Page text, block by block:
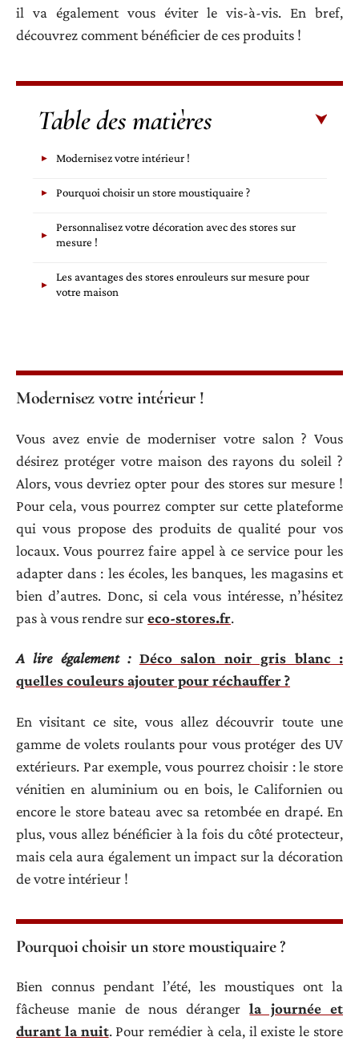
il va également vous éviter le vis-à-vis. En bref,
découvrez comment bénéficier de ces produits !
Table des matières
Modernisez votre intérieur !
Pourquoi choisir un store moustiquaire ?
Personnalisez votre décoration avec des stores sur
mesure !
Les avantages des stores enrouleurs sur mesure pour
votre maison
Modernisez votre intérieur !
Vous avez envie de moderniser votre salon ? Vous
désirez protéger votre maison des rayons du soleil ?
Alors, vous devriez opter pour des stores sur mesure !
Pour cela, vous pourrez compter sur cette plateforme
qui vous propose des produits de qualité pour vos
locaux. Vous pourrez faire appel à ce service pour les
adapter dans : les écoles, les banques, les magasins et
bien d’autres. Donc, si cela vous intéresse, n’hésitez
pas à vous rendre sureco-stores.fr.
A lire également : Déco salon noir gris blanc :
quelles couleurs ajouter pour réchauffer ?
En visitant ce site, vous allez découvrir toute une
gamme de volets roulants pour vous protéger des UV
extérieurs. Par exemple, vous pourrez choisir : le store
vénitien en aluminium ou en bois, le Californien ou
encore le store bateau avec sa retombée en drapé. En
plus, vous allez bénéficier à la fois du côté protecteur,
mais cela aura également un impact sur la décoration
de votre intérieur !
Pourquoi choisir un store moustiquaire ?
Bien connus pendant l’été, les moustiques ont la
fâcheuse manie de nous dérangerla journée et
durant la nuit. Pour remédier à cela, il existe le store